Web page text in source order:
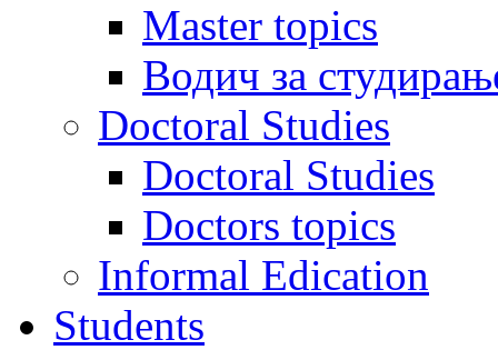
Master topics
Водич за
Doctoral Studies
Doctoral Studies
Doctors topics
Informal Edication
Students